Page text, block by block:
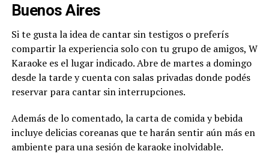
Buenos Aires
Si te gusta la idea de cantar sin testigos o preferís
compartir la experiencia solo con tu grupo de amigos, W
Karaoke es el lugar indicado. Abre de martes a domingo
desde la tarde y cuenta con salas privadas donde podés
reservar para cantar sin interrupciones.
Además de lo comentado, la carta de comida y bebida
incluye delicias coreanas que te harán sentir aún más en
ambiente para una sesión de karaoke inolvidable.